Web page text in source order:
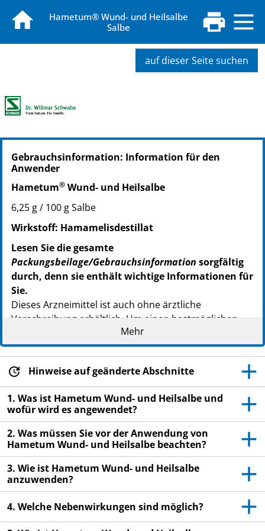
Hametum® Wund- und Heilsalbe
Salbe
auf dieser Seite suchen
PZN: 00429045
PPN: 110042904532
NTIN: 04150004290450
PZN: 00429051
PPN: 110042905195
NTIN: 04150004290511
PZN: 00429068
PPN: 110042906885
NTIN: 04150004290689
PZN: 09673019
PPN: 110967301990
NTIN: 04150096730193
Gebrauchsinformation: Information für den
Anwender
Hametum® Wund- und Heilsalbe
6,25 g / 100 g Salbe
Wirkstoff: Hamamelisdestillat
Lesen Sie die gesamte
Packungsbeilage/Gebrauchsinformation sorgfältig
durch, denn sie enthält wichtige Informationen für
Sie.
Dieses Arzneimittel ist auch ohne ärztliche
Verschreibung erhältlich. Um einen bestmöglichen
Behandlungserfolg zu erzielen, muss Hametum
Wund- und Heilsalbe jedoch vorschriftsmäßig
auf. Vielleicht möchten
Sie diese später nochmals lesen.
- Fragen Sie Ihren Apotheker, wenn Sie weitere
Informationen oder einen Rat benötigen.
- Wenn sich Ihr Krankheitsbild verschlimmert oder
keine Besserung eintritt, müssen Sie einen Arzt
aufsuchen.
Mehr
Hinweise auf geänderte Abschnitte
1. Was ist Hametum Wund- und Heilsalbe und
wofür wird es angewendet?
2. Was müssen Sie vor der Anwendung von
Hametum Wund- und Heilsalbe beachten?
3. Wie ist Hametum Wund- und Heilsalbe
anzuwenden?
4. Welche Nebenwirkungen sind möglich?